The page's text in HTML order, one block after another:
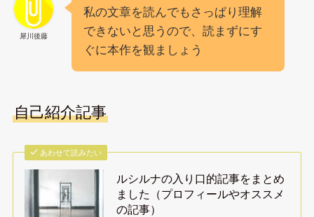
犀川後藤
私の文章を読んでもさっぱり理解
できないと思うので、読まずにす
ぐに本作を観ましょう
自己紹介記事
あわせて読みたい
ルシルナの入り口的記事をまとめ
ました（プロフィールやオススメ
の記事）